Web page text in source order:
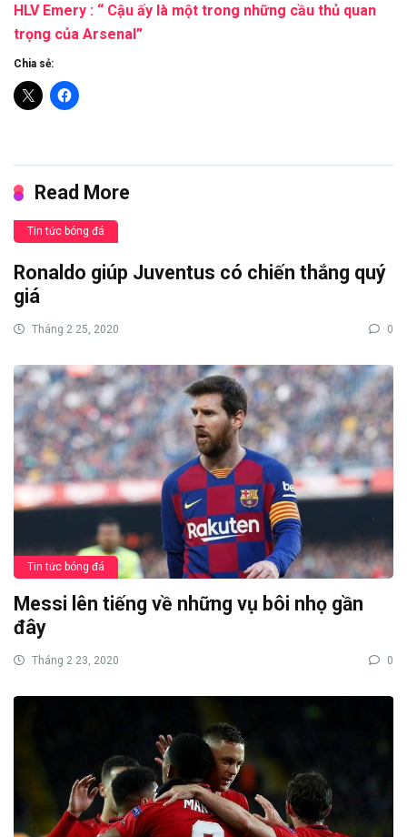
HLV Emery : “ Cậu ấy là một trong những cầu thủ quan
trọng của Arsenal”
Chia sẻ:
Read More
Tin tức bóng đá
Ronaldo giúp Juventus có chiến thắng quý
giá
Tháng 2 25, 2020 0
Tin tức bóng đá
Messi lên tiếng về những vụ bôi nhọ gần
đây
Tháng 2 23, 2020 0